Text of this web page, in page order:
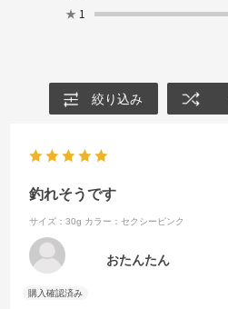
★ 1
絞り込み
釣れそうです
サイズ：30g カラー：セクシーピンク
おたんたん